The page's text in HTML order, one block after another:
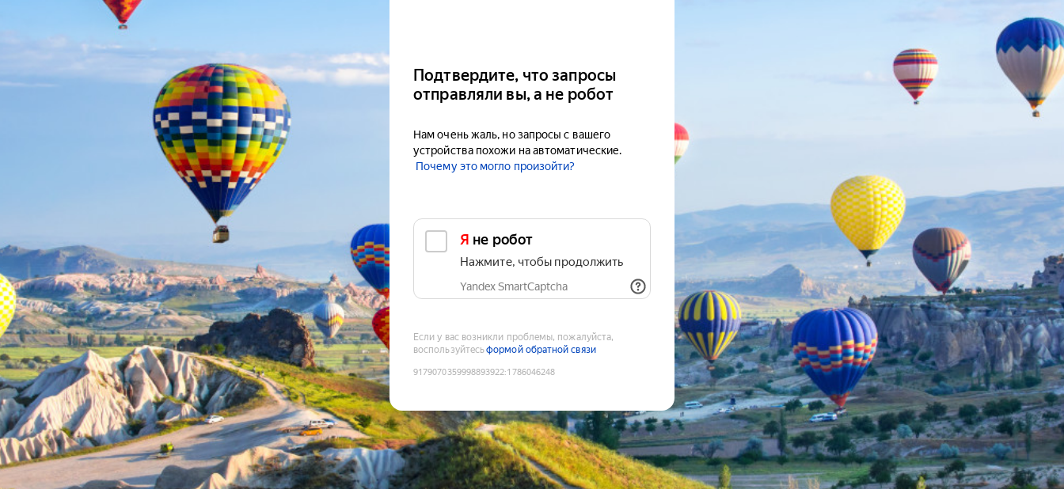
Подтвердите, что запросы
отправляли вы, а не робот
Нам очень жаль, но запросы с вашего
устройства похожи на автоматические.
Почему это могло произойти?
Я не робот
Нажмите, чтобы продолжить
Yandex SmartCaptcha
Если у вас возникли проблемы, пожалуйста,
воспользуйтесьформой обратной связи
9179070359998893922:1786046248